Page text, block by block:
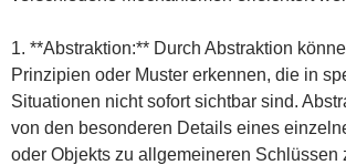
1. **Abstraktion:** Durch Abstraktion
Prinzipien oder Muster erkennen, die in
Situationen nicht sofort sichtbar sind.
von den besonderen Details eines
oder Objekts zu allgemeineren Schlüssen